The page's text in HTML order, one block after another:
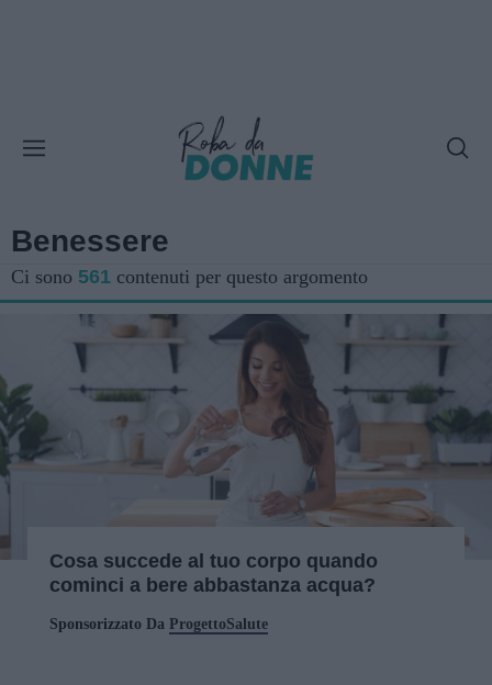
Benessere
Ci sono 561 contenuti per questo argomento
Cosa succede al tuo corpo quando
cominci a bere abbastanza acqua?
Sponsorizzato Da ProgettoSalute